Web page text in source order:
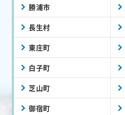
勝浦市
長生村
東庄町
白子町
芝山町
御宿町